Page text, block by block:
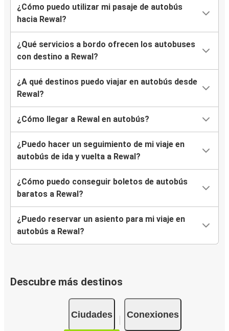
¿Cómo puedo utilizar mi pasaje de autobús
hacia Rewal?
¿Qué servicios a bordo ofrecen los autobuses
con destino a Rewal?
¿A qué destinos puedo viajar en autobús desde
Rewal?
¿Cómo llegar a Rewal en autobús?
¿Puedo hacer un seguimiento de mi viaje en
autobús de ida y vuelta a Rewal?
¿Cómo puedo conseguir boletos de autobús
baratos a Rewal?
¿Puedo reservar un asiento para mi viaje en
autobús a Rewal?
Descubre más destinos
Ciudades Conexiones